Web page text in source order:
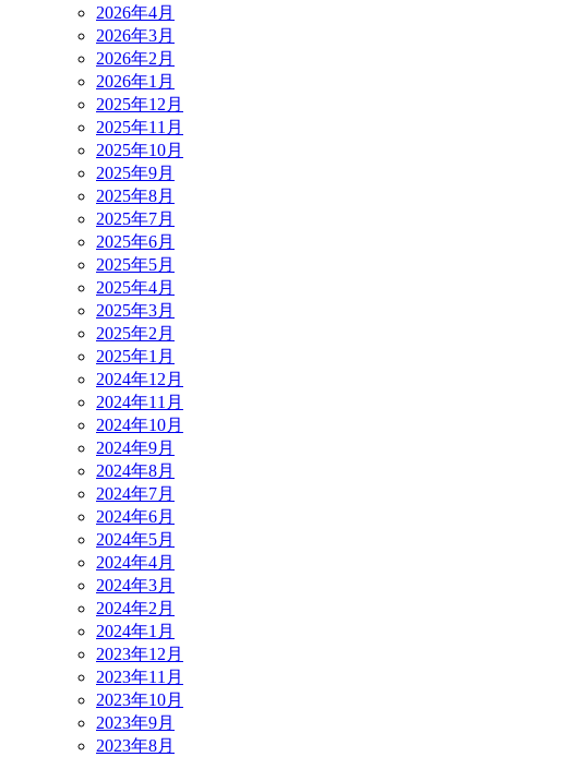
2026年4月
2026年3月
2026年2月
2026年1月
2025年12月
2025年11月
2025年10月
2025年9月
2025年8月
2025年7月
2025年6月
2025年5月
2025年4月
2025年3月
2025年2月
2025年1月
2024年12月
2024年11月
2024年10月
2024年9月
2024年8月
2024年7月
2024年6月
2024年5月
2024年4月
2024年3月
2024年2月
2024年1月
2023年12月
2023年11月
2023年10月
2023年9月
2023年8月